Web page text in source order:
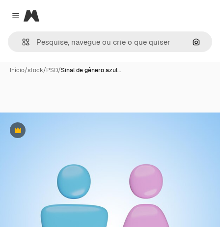
Close menu
Magnific
Início/stock/PSD/Sinal de gênero azul…
Premium